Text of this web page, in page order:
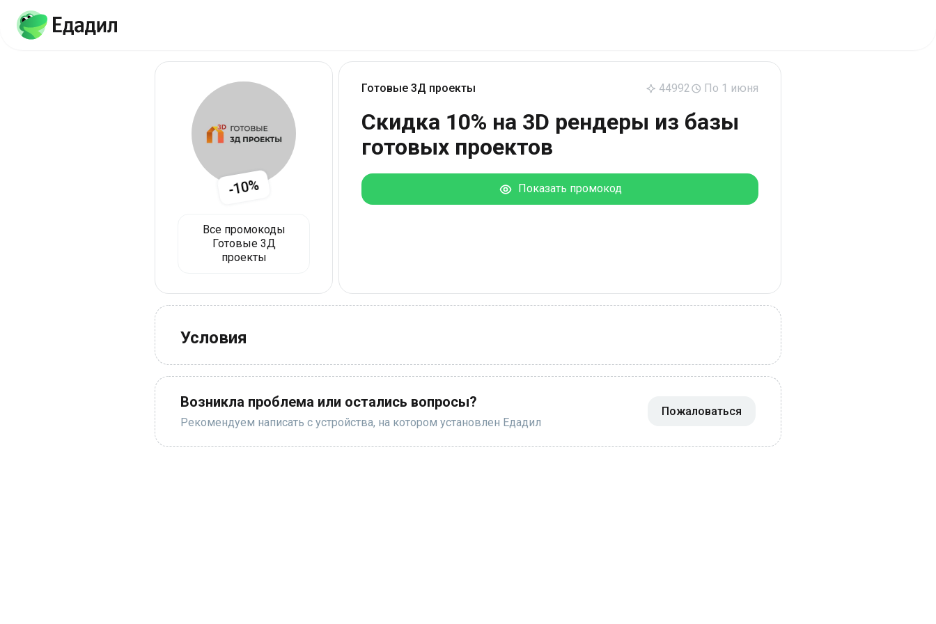
-10%
Все промокоды
Готовые 3Д
проекты
Готовые 3Д проекты 44992 По 1 июня
Скидка 10% на 3D рендеры из базы
готовых проектов
Показать промокод
Условия
Возникла проблема или остались вопросы?
Рекомендуем написать с устройства, на котором установлен Едадил
Пожаловаться